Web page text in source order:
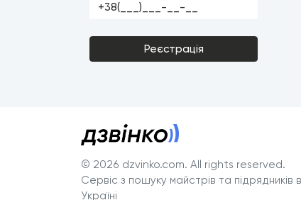
Реєстрація
© 2026 dzvinko.com. All rights reserved.
Сервіс з пошуку майстрів та підрядників в
Україні